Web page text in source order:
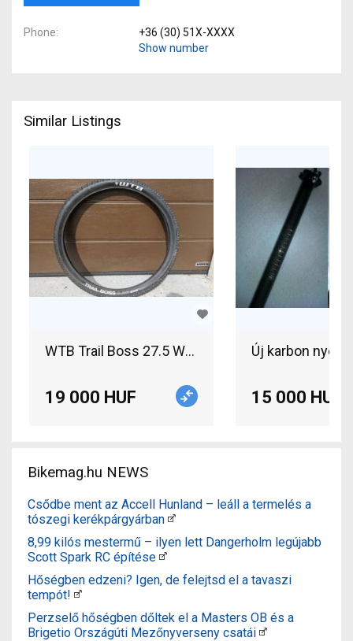
Phone
+36 (30) 51X-XXXX
Show number
Similar Listings
WTB Trail Boss 27.5 WTB Trail Boss 27.5 2db
19 000 HUF
Új karbon
15 000 HUF
Bikemag.hu NEWS
Csődbe ment az Accell Hunland – leáll a termelés a
tószegi kerékpárgyárban
8,99 kilós mestermű – ilyen lett Dangerholm legújabb
Scott Spark RC építése
Hőségben edzeni? Igen, de felejtsd el a tavaszi
tempót!
Perzselő hőségben dőltek el a Masters OB és a
Brigetio Országúti Mezőnyverseny csatái